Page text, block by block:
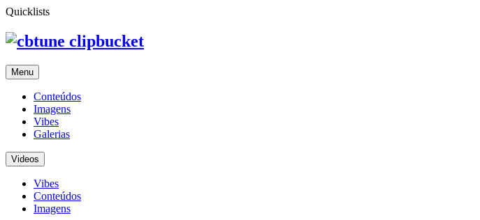
Quicklists
clipbucket
Menu
Conteúdos
Imagens
Vibes
Galerias
Videos
Vibes
Conteúdos
Imagens